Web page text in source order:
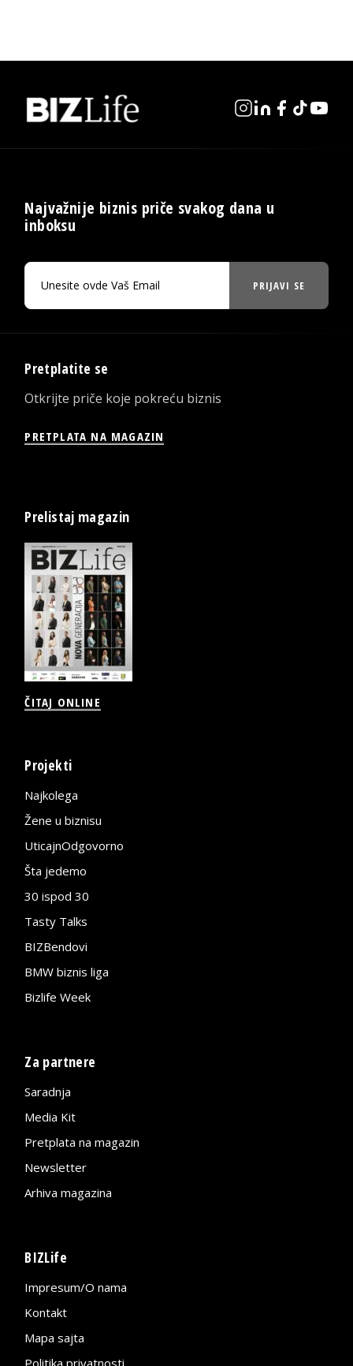
Najvažnije biznis priče svakog dana u
inboksu
PRIJAVI SE
Pretplatite se
Otkrijte priče koje pokreću biznis
PRETPLATA NA MAGAZIN
Prelistaj magazin
ČITAJ ONLINE
Projekti
Najkolega
Žene u biznisu
UticajnOdgovorno
Šta jedemo
30 ispod 30
Tasty Talks
BIZBendovi
BMW biznis liga
Bizlife Week
Za partnere
Saradnja
Media Kit
Pretplata na magazin
Newsletter
Arhiva magazina
BIZLife
Impresum/O nama
Kontakt
Mapa sajta